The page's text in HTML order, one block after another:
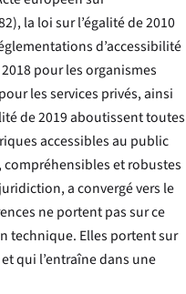
la loi sur l’égalité de 2010
d’accessibilité
pour les organismes
les services privés, ainsi
de 2019 aboutissent toutes
accessibles au public
et robustes
a convergé vers le
ne portent pas sur ce
technique. Elles portent sur
qui l’entraîne dans une